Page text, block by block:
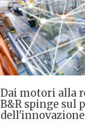
Dai motori alla
B&R spinge sul
dell'innovazione